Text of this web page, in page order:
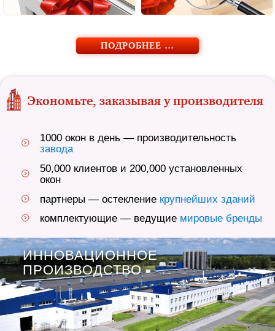
ПОДРОБНЕЕ …
Экономьте, заказывая у производителя
1000 окон в день — производительность
завода
50,000 клиентов и 200,000 установленных
окон
партнеры — остекление крупнейших зданий
комплектующие — ведущие мировые бренды
ИННОВАЦИОННОЕ
ПРОИЗВОДСТВО